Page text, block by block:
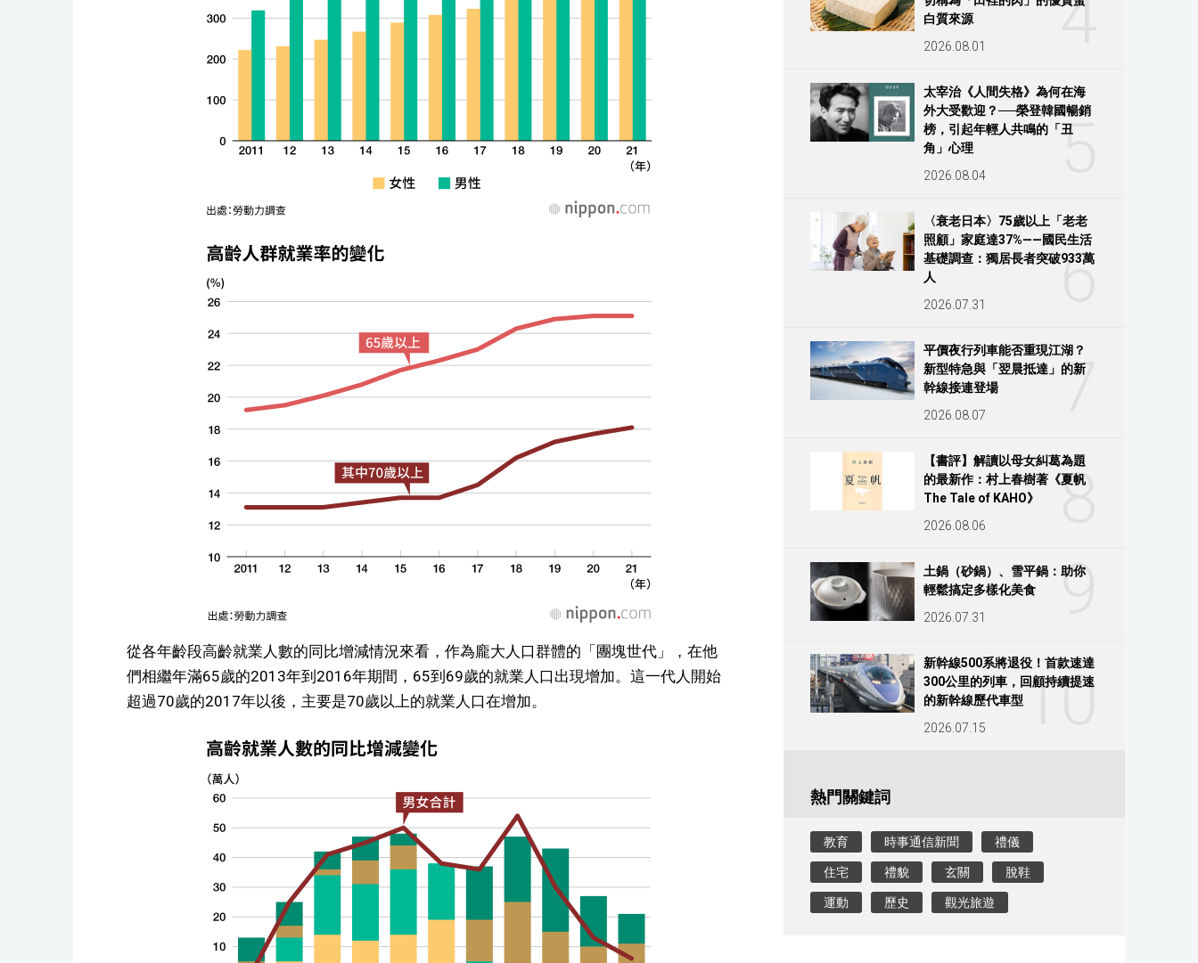
從各年齡段高齡就業人數的同比增減情況來看，作為龐大人口群體的「團塊世代」，在他
們相繼年滿65歲的2013年到2016年期間，65到69歲的就業人口出現增加。這一代人開始
超過70歲的2017年以後，主要是70歲以上的就業人口在增加。
4
白質來源
2026.08.01
5
太宰治《人間失格》為何在海
外大受歡迎？──榮登韓國暢銷
榜，引起年輕人共鳴的「丑
角」心理
2026.08.04
6
〈衰老日本〉75歲以上「老老
照顧」家庭達37%——國民生活
基礎調查：獨居長者突破933萬
人
2026.07.31
7
平價夜行列車能否重現江湖？
新型特急與「翌晨抵達」的新
幹線接連登場
2026.08.07
8
【書評】解讀以母女糾葛為題
的最新作：村上春樹著《夏帆
The Tale of KAHO》
2026.08.06
9
土鍋（砂鍋）、雪平鍋：助你
輕鬆搞定多樣化美食
2026.07.31
10
新幹線500系將退役！首款速達
300公里的列車，回顧持續提速
的新幹線歷代車型
2026.07.15
熱門關鍵詞
教育 時事通信新聞 禮儀
住宅 禮貌 玄關 脫鞋
運動 歷史 觀光旅遊